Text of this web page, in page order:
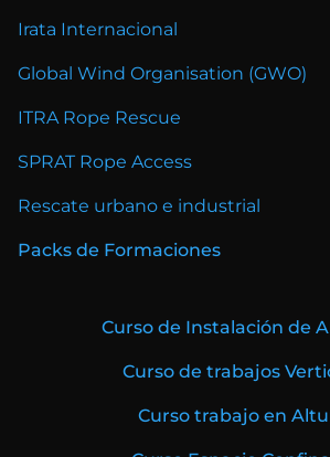
Irata Internacional
Global Wind Organisation (GWO)
ITRA Rope Rescue
SPRAT Rope Access
Rescate urbano e industrial
Packs de Formaciones
Curso de Instalación de
Curso de trabajos
Curso trabajo en